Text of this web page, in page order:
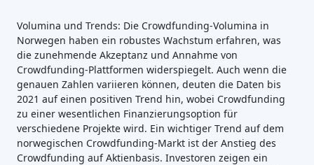
Volumina und Trends: Die Crowdfunding-Volumina in
Norwegen haben ein robustes Wachstum erfahren, was
die zunehmende Akzeptanz und Annahme von
Crowdfunding-Plattformen widerspiegelt. Auch wenn die
genauen Zahlen variieren können, deuten die Daten bis
2021 auf einen positiven Trend hin, wobei Crowdfunding
zu einer wesentlichen Finanzierungsoption für
verschiedene Projekte wird. Ein wichtiger Trend auf dem
norwegischen Crowdfunding-Markt ist der Anstieg des
Crowdfunding auf Aktienbasis. Investoren zeigen ein